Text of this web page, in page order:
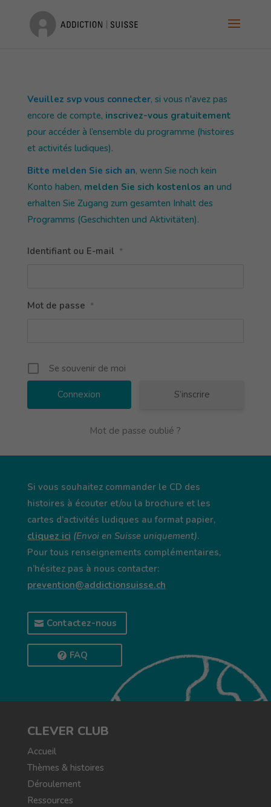
Veuillez svp vous connecter, si vous n'avez pas
encore de compte, inscrivez-vous gratuitement
pour accéder à l’ensemble du programme (histoires
et activités ludiques).
Bitte melden Sie sich an, wenn Sie noch kein
Konto haben, melden Sie sich kostenlos an und
erhalten Sie Zugang zum gesamten Inhalt des
Programms (Geschichten und Aktivitäten).
Identifiant ou E-mail *
Mot de passe *
Se souvenir de moi
S’inscrire
Mot de passe oublié ?
Si vous souhaitez commander le CD des
histoires à écouter et/ou la brochure et les
cartes d’activités ludiques au format papier,
cliquez ici (Envoi en Suisse uniquement).
Pour tous renseignements complémentaires,
n’hésitez pas à nous contacter:
prevention@addictionsuisse.ch
Contactez-nous
FAQ
CLEVER CLUB
Accueil
Thèmes & histoires
Déroulement
Ressources